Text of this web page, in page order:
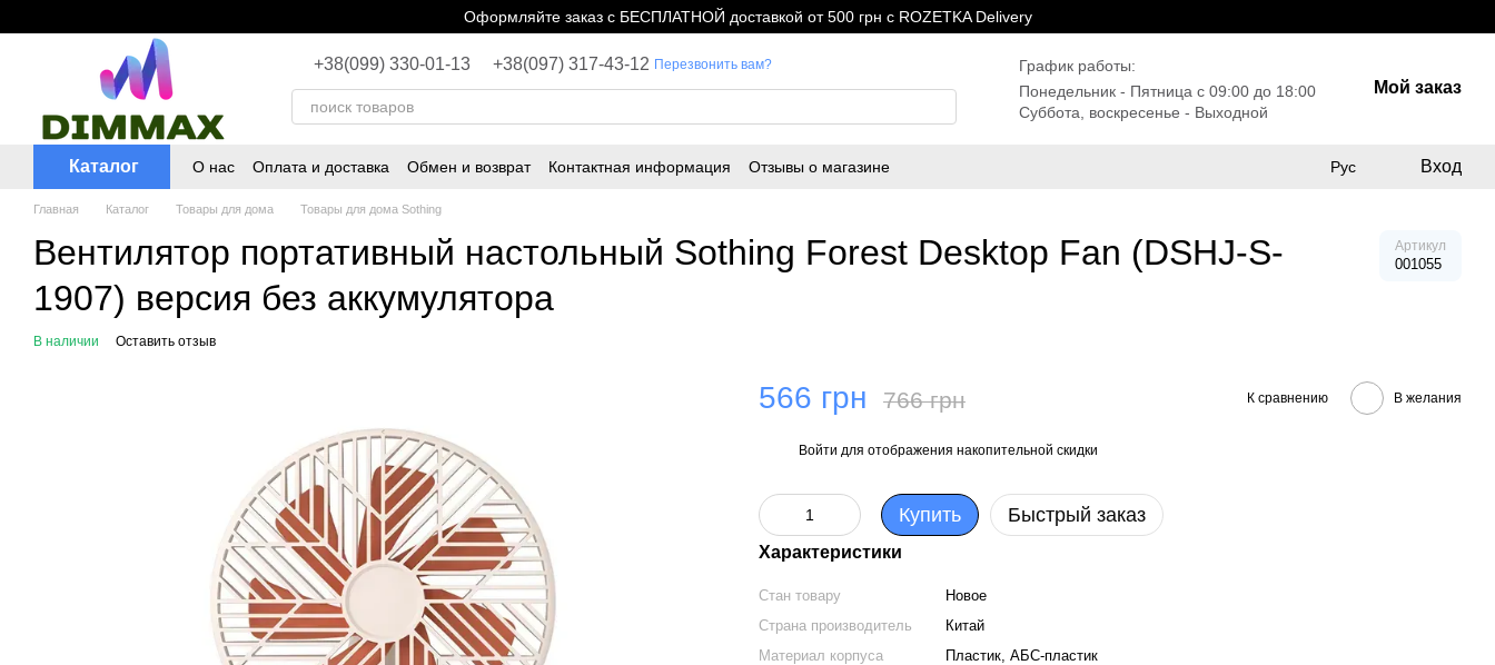
Оформляйте заказ с БЕСПЛАТНОЙ доставкой от 500 грн с ROZETKA Delivery
+38(099) 330-01-13 +38(097) 317-43-12 Перезвонить вам?
График работы:
Понедельник - Пятница с 09:00 до 18:00
Суббота, воскресенье - Выходной
Мой заказ
Каталог О нас Оплата и доставка Обмен и возврат Контактная информация Отзывы о магазине Рус Вход
Главная Каталог Товары для дома Товары для дома Sothing
Вентилятор портативный настольный Sothing Forest Desktop Fan (DSHJ-S-
1907) версия без аккумулятора
Артикул
001055
В наличии Оставить отзыв
566 грн 766 грн К сравнению В желания
Войти для отображения накопительной скидки
Купить Быстрый заказ
Характеристики
Стан товару
Новое
Страна производитель
Китай
Материал корпуса
Пластик, АБС-пластик